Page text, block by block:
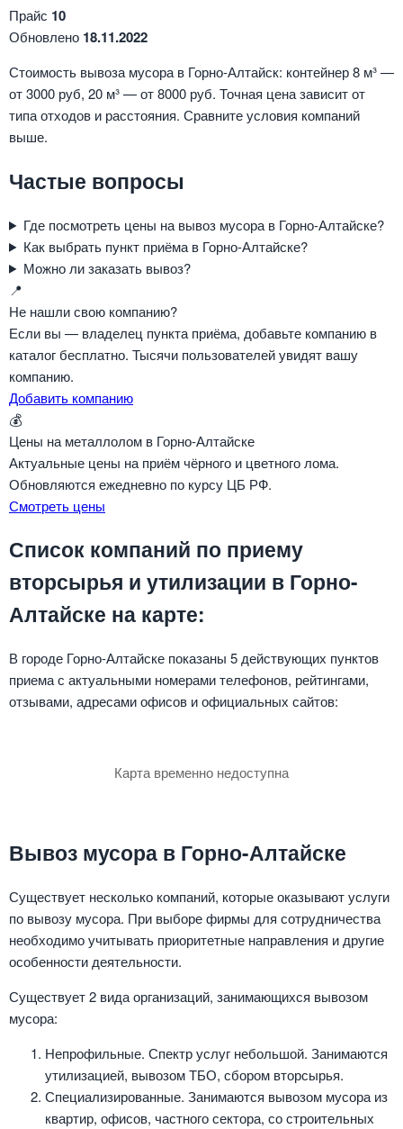
Прайс 10
Обновлено 18.11.2022
Стоимость вывоза мусора в Горно-Алтайск: контейнер 8 м³ —
от 3000 руб, 20 м³ — от 8000 руб. Точная цена зависит от
типа отходов и расстояния. Сравните условия компаний
выше.
Частые вопросы
Где посмотреть цены на вывоз мусора в Горно-Алтайске?
Как выбрать пункт приёма в Горно-Алтайске?
Можно ли заказать вывоз?
📍
Не нашли свою компанию?
Если вы — владелец пункта приёма, добавьте компанию в
каталог бесплатно. Тысячи пользователей увидят вашу
компанию.
Добавить компанию
💰
Цены на металлолом в Горно-Алтайске
Актуальные цены на приём чёрного и цветного лома.
Обновляются ежедневно по курсу ЦБ РФ.
Смотреть цены
Список компаний по приему
вторсырья и утилизации в Горно-
Алтайске на карте:
В городе Горно-Алтайске показаны 5 действующих пунктов
приема с актуальными номерами телефонов, рейтингами,
отзывами, адресами офисов и официальных сайтов:
Карта временно недоступна
Вывоз мусора в Горно-Алтайске
Существует несколько компаний, которые оказывают услуги
по вывозу мусора. При выборе фирмы для сотрудничества
необходимо учитывать приоритетные направления и другие
особенности деятельности.
Существует 2 вида организаций, занимающихся вывозом
мусора:
Непрофильные. Спектр услуг небольшой. Занимаются
утилизацией, вывозом ТБО, сбором вторсырья.
Специализированные. Занимаются вывозом мусора из
квартир, офисов, частного сектора, со строительных